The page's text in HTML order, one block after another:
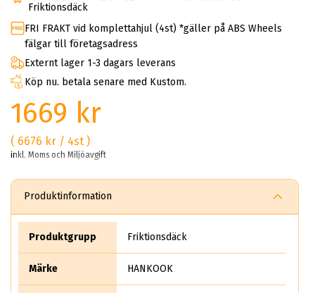
Friktionsdäck
FRI FRAKT vid komplettahjul (4st) *gäller på ABS Wheels
fälgar till företagsadress
Externt lager 1-3 dagars leverans
Köp nu. betala senare med Kustom.
1669 kr
( 6676 kr / 4st )
inkl. Moms och Miljöavgift
Produktinformation
Produktgrupp Friktionsdäck
Märke HANKOOK